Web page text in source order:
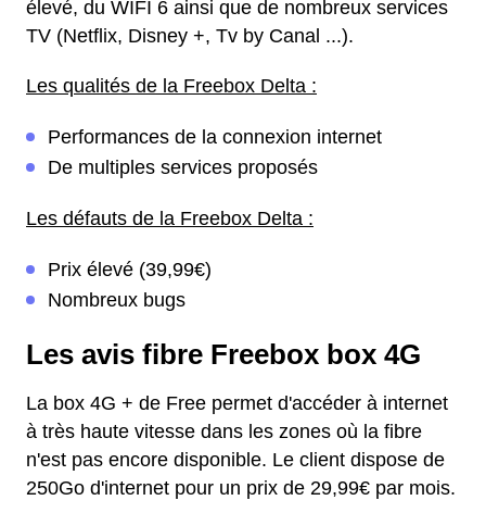
élevé, du WIFI 6 ainsi que de nombreux services
TV (Netflix, Disney +, Tv by Canal ...).
Les qualités de la Freebox Delta :
Performances de la connexion internet
De multiples services proposés
Les défauts de la Freebox Delta :
Prix élevé (39,99€)
Nombreux bugs
Les avis fibre Freebox box 4G
La box 4G + de Free permet d'accéder à internet
à très haute vitesse dans les zones où la fibre
n'est pas encore disponible. Le client dispose de
250Go d'internet pour un prix de 29,99€ par mois.